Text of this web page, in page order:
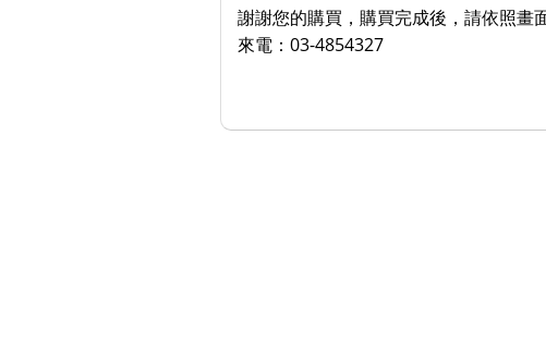
謝謝您的購買，購買完成後，請依照畫
來電：03-4854327